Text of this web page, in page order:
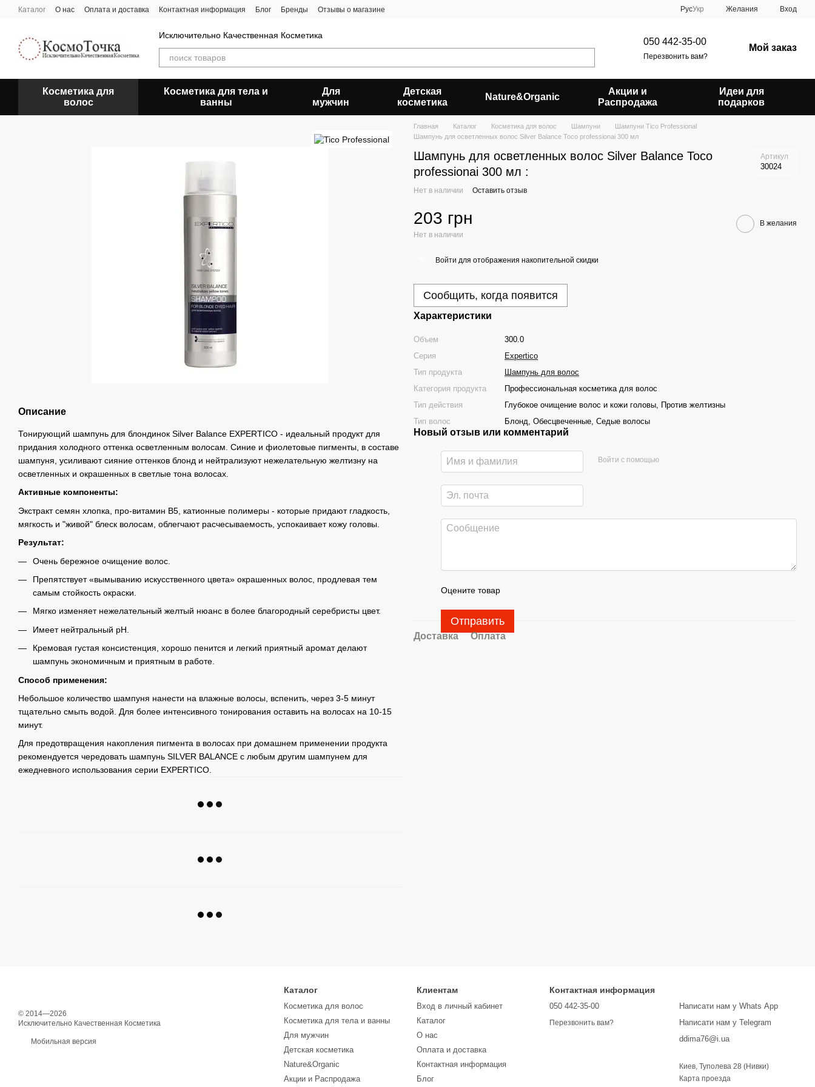
Перейти к основному контенту
Каталог О нас Оплата и доставка Контактная информация Блог Бренды Отзывы о магазине РусУкр Желания Вход
Исключительно Качественная Косметика
050 442-35-00
Перезвонить вам?
Мой заказ
Косметика для
волос
Косметика для тела и
ванны
Для
мужчин
Детская
косметика
Nature&Organic
Акции и
Распродажа
Идеи для
подарков
Описание
Тонирующий шампунь для блондинок Silver Balance EXPERTICO - идеальный продукт для
придания холодного оттенка осветленным волосам. Синие и фиолетовые пигменты, в составе
шампуня, усиливают сияние оттенков блонд и нейтрализуют нежелательную желтизну на
осветленных и окрашенных в светлые тона волосах.
Активные компоненты:
Экстракт семян хлопка, про-витамин В5, катионные полимеры - которые придают гладкость,
мягкость и "живой" блеск волосам, облегчают расчесываемость, успокаивает кожу головы.
Результат:
Очень бережное очищение волос.
Препятствует «вымыванию искусственного цвета» окрашенных волос, продлевая тем
самым стойкость окраски.
Мягко изменяет нежелательный желтый нюанс в более благородный серебристы цвет.
Имеет нейтральный pH.
Кремовая густая консистенция, хорошо пенится и легкий приятный аромат делают
шампунь экономичным и приятным в работе.
Способ применения:
Небольшое количество шампуня нанести на влажные волосы, вспенить, через 3-5 минут
тщательно смыть водой. Для более интенсивного тонирования оставить на волосах на 10-15
минут.
Для предотвращения накопления пигмента в волосах при домашнем применении продукта
рекомендуется чередовать шампунь SILVER BALANCE с любым другим шампунем для
ежедневного использования серии EXPERTICO.
Главная Каталог Косметика для волос Шампуни
Шампуни Tico Professional
Шампунь для осветленных волос Silver Balance Toco professionai 300 мл
Шампунь для осветленных волос Silver Balance Toco
professionai 300 мл :
Артикул
30024
Нет в наличии Оставить отзыв
203 грн
Нет в наличии
В желания
Войти для отображения накопительной скидки
Сообщить, когда появится
Характеристики
Объем
300.0
Серия
Expertico
Тип продукта
Шампунь для волос
Категория продукта
Профессиональная косметика для волос
Тип действия
Глубокое очищение волос и кожи головы, Против желтизны
Тип волос
Блонд, Обесцвеченные, Седые волосы
Новый отзыв или комментарий
Войти с помощью
Оцените товар
Отправить
Доставка Оплата
© 2014—2026
Исключительно Качественная Косметика
Мобильная версия
Каталог
Косметика для волос
Косметика для тела и ванны
Для мужчин
Детская косметика
Nature&Organic
Акции и Распродажа
Клиентам
Вход в личный кабинет
Каталог
О нас
Оплата и доставка
Контактная информация
Блог
Контактная информация
050 442-35-00
Перезвонить вам?
Написати нам у Whats App
Написати нам у Telegram
ddima76@i.ua
Киев, Туполева 28 (Нивки)
Карта проезда